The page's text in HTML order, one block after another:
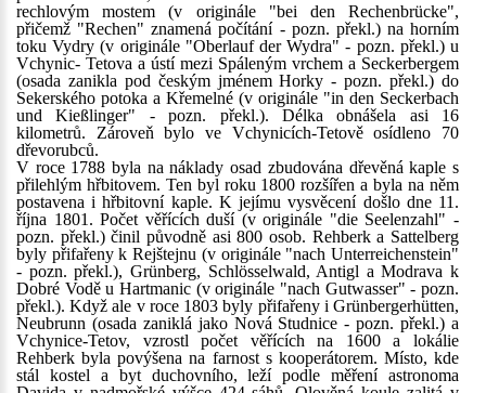
rechlovým mostem (v originále "bei den Rechenbrücke",
přičemž "Rechen" znamená počítání - pozn. překl.) na horním
toku Vydry (v originále "Oberlauf der Wydra" - pozn. překl.) u
Vchynic- Tetova a ústí mezi Spáleným vrchem a Seckerbergem
(osada zanikla pod českým jménem Horky - pozn. překl.) do
Sekerského potoka a Křemelné (v originále "in den Seckerbach
und Kießlinger" - pozn. překl.). Délka obnášela asi 16
kilometrů. Zároveň bylo ve Vchynicích-Tetově osídleno 70
dřevorubců.
V roce 1788 byla na náklady osad zbudována dřevěná kaple s
přilehlým hřbitovem. Ten byl roku 1800 rozšířen a byla na něm
postavena i hřbitovní kaple. K jejímu vysvěcení došlo dne 11.
října 1801. Počet věřících duší (v originále "die Seelenzahl" -
pozn. překl.) činil původně asi 800 osob. Rehberk a Sattelberg
byly přifařeny k Rejštejnu (v originále "nach Unterreichenstein"
- pozn. překl.), Grünberg, Schlösselwald, Antigl a Modrava k
Dobré Vodě u Hartmanic (v originále "nach Gutwasser" - pozn.
překl.). Když ale v roce 1803 byly přifařeny i Grünbergerhütten,
Neubrunn (osada zaniklá jako Nová Studnice - pozn. překl.) a
Vchynice-Tetov, vzrostl počet věřících na 1600 a lokálie
Rehberk byla povýšena na farnost s kooperátorem. Místo, kde
stál kostel a byt duchovního, leží podle měření astronoma